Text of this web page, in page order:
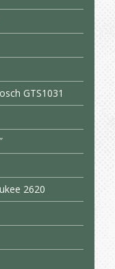
GTS1031
2620